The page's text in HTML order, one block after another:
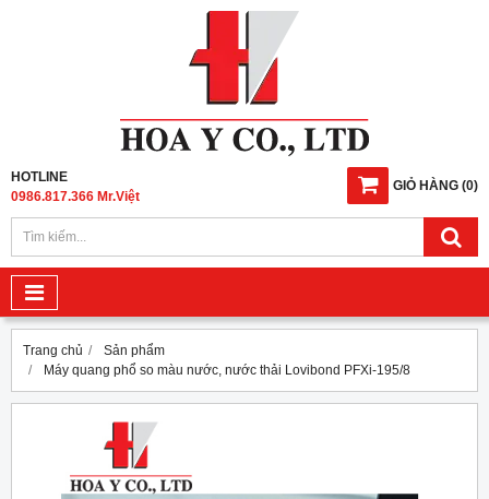
GIỎ HÀNG (0)
HOTLINE
0986.817.366 Mr.Việt
Trang chủ
Sản phẩm
Máy quang phổ so màu nước, nước thải Lovibond PFXi-195/8